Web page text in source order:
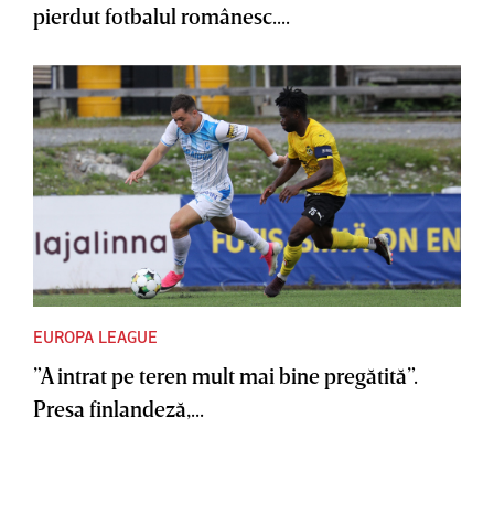
pierdut fotbalul românesc....
EUROPA LEAGUE
”A intrat pe teren mult mai bine pregătită”.
Presa finlandeză,...